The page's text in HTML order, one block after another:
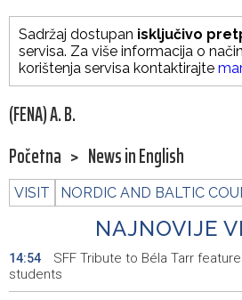
Sadržaj dostupan isključivo
servisa. Za više informacija o
korištenja servisa kontaktirajte
(FENA) A. B.
Početna > News in English
VISIT NORDIC AND BALTIC
NAJNOVIJE
14:54
SFF Tribute to Béla Tarr
students